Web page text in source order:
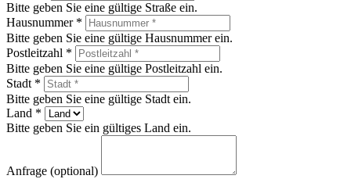
Bitte geben Sie eine gültige Straße ein.
Hausnummer *
Bitte geben Sie eine gültige Hausnummer ein.
Postleitzahl *
Bitte geben Sie eine gültige Postleitzahl ein.
Stadt *
Bitte geben Sie eine gültige Stadt ein.
Land *
Bitte geben Sie ein gültiges Land ein.
Anfrage (optional)